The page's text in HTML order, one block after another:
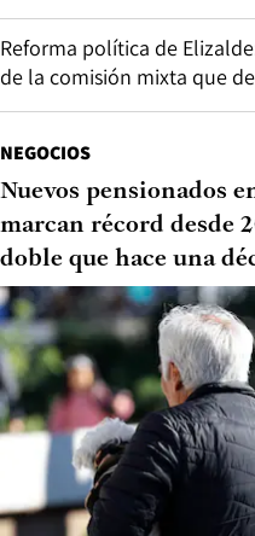
Reforma política de
de la comisión mixta que
NEGOCIOS
Nuevos pensionados
marcan récord desde
doble que hace una